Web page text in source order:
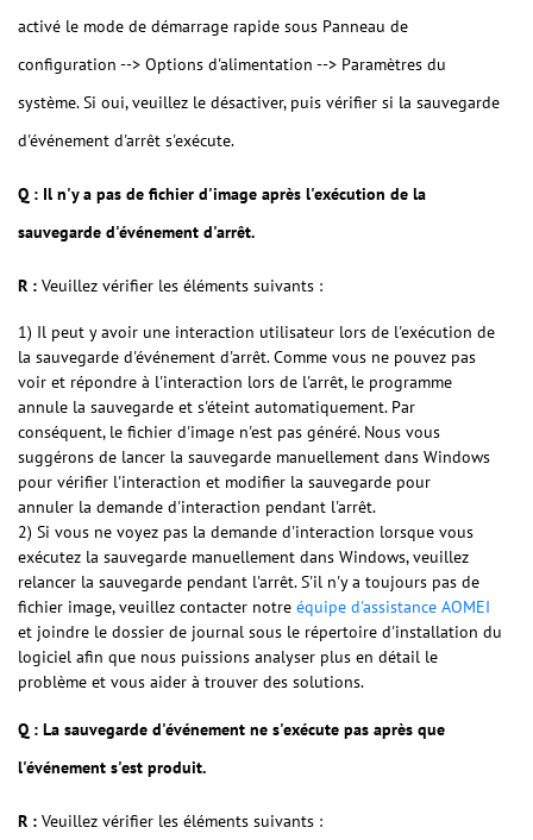
activé le mode de démarrage rapide sous Panneau de
configuration --> Options d'alimentation --> Paramètres du
système. Si oui, veuillez le désactiver, puis vérifier si la sauvegarde
d'événement d'arrêt s'exécute.
Q : Il n'y a pas de fichier d'image après l'exécution de la
sauvegarde d'événement d'arrêt.
R : Veuillez vérifier les éléments suivants :
1) Il peut y avoir une interaction utilisateur lors de l'exécution de
la sauvegarde d'événement d'arrêt. Comme vous ne pouvez pas
voir et répondre à l'interaction lors de l'arrêt, le programme
annule la sauvegarde et s'éteint automatiquement. Par
conséquent, le fichier d'image n'est pas généré. Nous vous
suggérons de lancer la sauvegarde manuellement dans Windows
pour vérifier l'interaction et modifier la sauvegarde pour
annuler la demande d'interaction pendant l'arrêt.
2) Si vous ne voyez pas la demande d'interaction lorsque vous
exécutez la sauvegarde manuellement dans Windows, veuillez
relancer la sauvegarde pendant l'arrêt. S'il n'y a toujours pas de
fichier image, veuillez contacter notre équipe d'assistance AOMEI
et joindre le dossier de journal sous le répertoire d'installation du
logiciel afin que nous puissions analyser plus en détail le
problème et vous aider à trouver des solutions.
Q : La sauvegarde d'événement ne s'exécute pas après que
l'événement s'est produit.
R : Veuillez vérifier les éléments suivants :